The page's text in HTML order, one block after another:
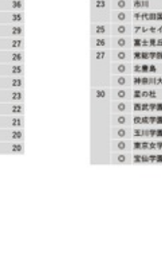
全在宅勤務/未経験OK/月給28万円～